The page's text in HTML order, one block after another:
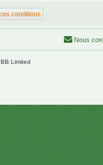
Nous
Limited